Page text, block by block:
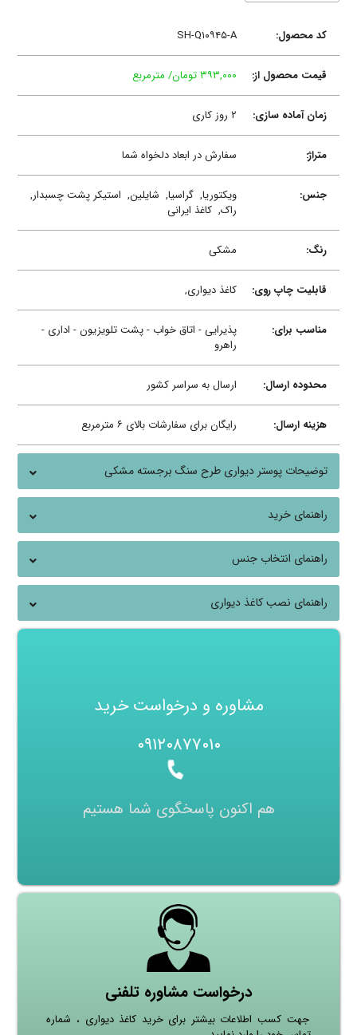
کد محصول: SH-Q۱۰۹۴۵-A
قیمت محصول از: ۳۹۳,۰۰۰ تومان/ مترمربع
زمان آماده سازی: ۲ روز کاری
متراژ: سفارش در ابعاد دلخواه شما
جنس: ویکتوریا,گراسیا, شایلین, استیکر پشت چسبدار,
راک,کاغذ ایرانی
رنگ: مشکی
قابلیت چاپ روی: کاغذ دیواری,
مناسب برای:
پذیرایی - اتاق خواب - پشت تلویزیون - اداری -
راهرو
محدوده ارسال: ارسال به سراسر کشور
هزینه ارسال: رایگان برای سفارشات بالای ۶ مترمربع
توضیحات پوستر دیواری طرح سنگ برجسته مشکی
راهنمای خرید
راهنمای انتخاب جنس
راهنمای نصب کاغذ دیواری
مشاوره و درخواست خرید
۰۹۱۲۰۸۷۷۰۱۰
هم اکنون پاسخگوی شما هستیم
درخواست مشاوره تلفنی
جهت کسب اطلاعات بیشتر برای خرید کاغذ دیواری ، شماره